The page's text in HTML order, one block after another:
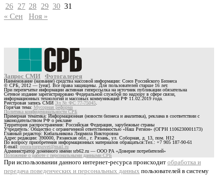
26 27 28 29 30 31
« Сен
Ноя »
Запрос СМИ Фотогалерея
Наименование (название) средства массовой информации: Союз Российского Бизнеса
© СРБ, 2012 — [year]. Все права защищены. Для пользователей старше 16 лет.
При перепечатке информации активная гиперссылка на источник публикации обязательна
Сетевое издание зарегистрировано Федеральной службой по надзору в сфере связи,
информационных технологий и массовых коммуникаций РФ 11.02.2019 года.
Реестровая запись СМИ Эл № ФС 77-75045
Горячая тема: Мусорная реформа
Политика конфиденциальности СРБ
Примерная тематика: Информационная (новости бизнеса и аналитика), реклама в соответствии с
законодательством РФ о рекламе
Территория распространения: Российская Федерация, зарубежные страны
Учредитель: Общество с ограниченной ответственностью «Наш Регион» (ОГРН 1106230001173)
Главный редактор: Кибальникова Людмила Викторовна
Адрес редакции: 390000, Рязанская обл., г. Рязань, ул. Соборная, д. 13, пом. Н12
По вопросу приобретения информационных материалов обращаться:Тел.: +7 905 187-90-61
E-mail:opora-torgsovet@mail.ru
Администратор доменного имени srb62.ru — ООО РА «Доверие потребителей»
Положение о работе с персональными данными СРБ
При использовании данного интернет-ресурса происходит обработка и
передача поведенческих и персональных данных пользователей в систему